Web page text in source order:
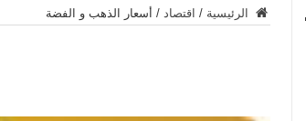
الرئيسية / اقتصاد / أسعار الذهب و الفضة